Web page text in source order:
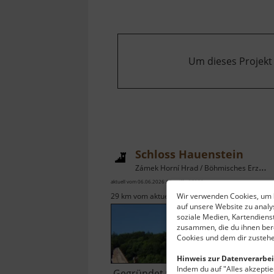
Wir verwenden Cookies,
auf unsere Website zu
soziale Medien,
zusammen, die du ihnen
Cookies und dem dir
Hinweis zur
Indem du auf "Alles
Um dieses
Schloss Hauenstein
Zámek Horní Hrad / Böhmisches Erzgebirge
aktuell vom 06.06.2026 / Zugriffe: 37370
29 km vom aktuellen Standort